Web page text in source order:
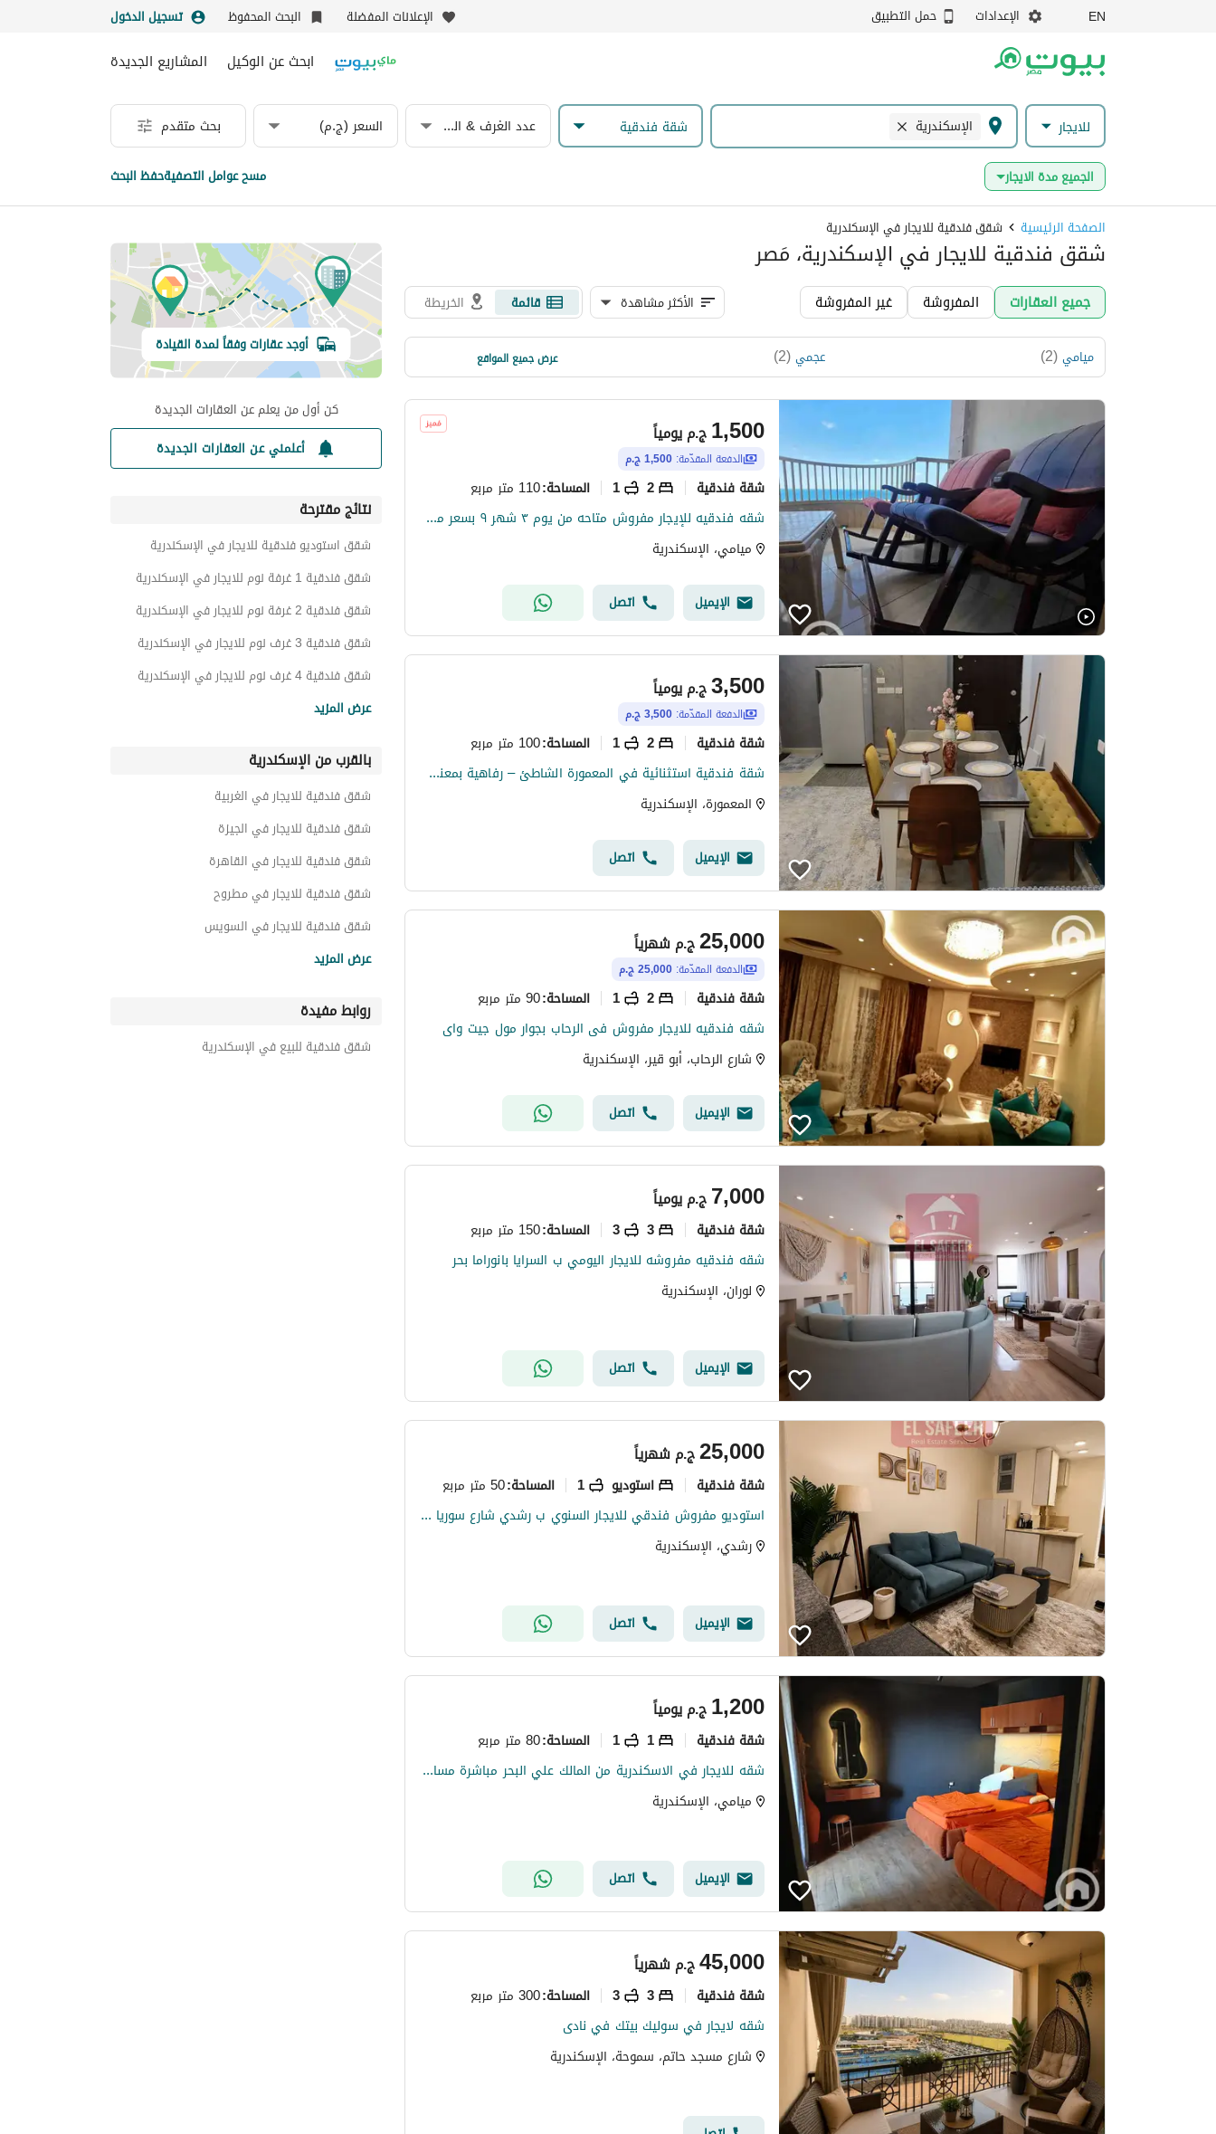
EN الإعدادات حمل التطبيق الإعلانات المفضلة البحث المحفوظ تسجيل الدخول
ابحث عن الوكيل المشاريع الجديدة
للايجار الإسكندرية شقة فندقية عدد الغرف & الحمامات السعر (ج.م) بحث متقدم
الجميع مدة الايجار مسح عوامل التصفيةحفظ البحث
الصفحة الرئيسية شقق فندقية للايجار في الإسكندرية
شقق فندقية للايجار في الإسكندرية، مَصر
جميع العقارات المفروشة غير المفروشة الأكثر مشاهدة قائمة الخريطة
ميامي(
2
) عجمي(
2
) أبو قير
(
1
)
المعمورة
(
1
)
عرض جميع المواقع
ج.م1,500 يومياً
الدفعة المقدّمة: 1,500 ج.م
شقة فندقية 2
1 المساحة:110 متر مربع
شقه فندقيه للإيجار مفروش متاحه من يوم ٣ شهر ٩ بسعر مغرى مكيفه بميامي على البحر من المالك مباشرة بالأسكندريه ١١٠ م٢ مفروش مكيفه ساخن بارد على البحر مباشر عمارة فتح الله ماركت
ميامي، الإسكندرية
الإيميل اتصل
ج.م3,500 يومياً
الدفعة المقدّمة: 3,500 ج.م
شقة فندقية 2
1 المساحة:100 متر مربع
شقة فندقية استثنائية في المعمورة الشاطئ – رفاهية بمعنى الكلمة
المعمورة، الإسكندرية
الإيميل اتصل
ج.م25,000 شهرياً
الدفعة المقدّمة: 25,000 ج.م
شقة فندقية 2
1 المساحة:90 متر مربع
شقه فندقيه للايجار مفروش فى الرحاب بجوار مول جيت واى
شارع الرحاب، أبو قير، الإسكندرية
الإيميل اتصل
ج.م7,000 يومياً
شقة فندقية 3
3 المساحة:150 متر مربع
شقه فندقيه مفروشه للايجار اليومي ب السرايا بانوراما بحر
لوران، الإسكندرية
الإيميل اتصل
ج.م25,000 شهرياً
شقة فندقية استوديو 1 المساحة:50 متر مربع
استوديو مفروش فندقي للايجار السنوي ب رشدي شارع سوريا الرئيسي
رشدي، الإسكندرية
الإيميل اتصل
ج.م1,200 يومياً
شقة فندقية 1
1 المساحة:80 متر مربع
شقه للايجار في الاسكندرية من المالك علي البحر مباشرة مساحة ٨٠ م
ميامي، الإسكندرية
الإيميل اتصل
ج.م45,000 شهرياً
شقة فندقية 3
3 المساحة:300 متر مربع
شقه لايجار في سوليك بيتك في نادى
شارع مسجد حاتم، سموحة، الإسكندرية
أوجد عقارات وفقاً لمدة القيادة
كن أول من يعلم عن العقارات الجديدة
أعلمني عن العقارات الجديدة
نتائج مقترحة
شقق استوديو فندقية للايجار في الإسكندرية
شقق فندقية 1 غرفة نوم للايجار في الإسكندرية
شقق فندقية 2 غرفة نوم للايجار في الإسكندرية
شقق فندقية 3 غرف نوم للايجار في الإسكندرية
شقق فندقية 4 غرف نوم للايجار في الإسكندرية
شاليهات للايجار في الإسكندرية
دوبليكس للايجار في الإسكندرية
كبينات للايجار في الإسكندرية
تاون هاوس للايجار في الإسكندرية
غرف للايجار في الإسكندرية
توين هاوس للايجار في الإسكندرية
بنتهاوس للايجار في الإسكندرية
عرض المزيد
بالقرب من الإسكندرية
شقق فندقية للايجار في الغربية
شقق فندقية للايجار في الجيزة
شقق فندقية للايجار في القاهرة
شقق فندقية للايجار في مطروح
شقق فندقية للايجار في السويس
عرض المزيد
روابط مفيدة
شقق فندقية للبيع في الإسكندرية